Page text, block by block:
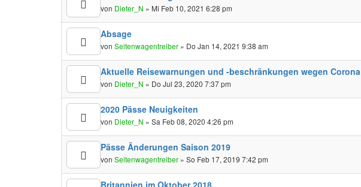
von Dieter_N » Mi Feb 10, 2021 6:28 pm
Absage
vonSeitenwagentreiber » Do Jan 14, 2021 9:38 am
Aktuelle Reisewarnungen und -beschränkungen wegen Corona
von Dieter_N » Do Jul 23, 2020 7:37 pm
2020 Pässe Neuigkeiten
von Dieter_N » Sa Feb 08, 2020 4:26 pm
Pässe Änderungen Saison 2019
vonSeitenwagentreiber » So Feb 17, 2019 7:42 pm
Britannien im Oktober 2018